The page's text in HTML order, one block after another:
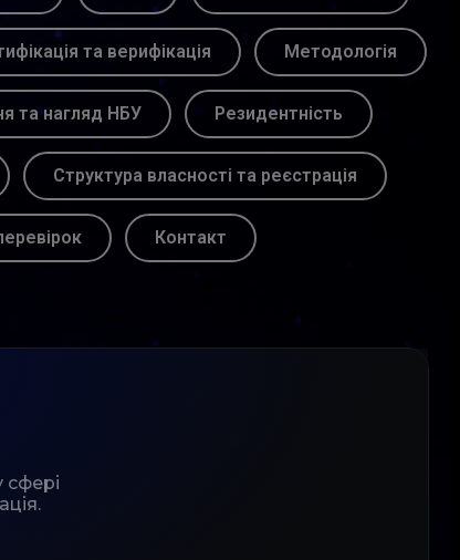
та верифікація Методологія
та нагляд НБУ Резидентність
Структура власності та реєстрація
Контакт